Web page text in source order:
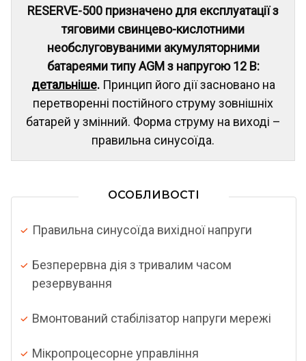
RESERVE-500 призначено для експлуатації з
тяговими свинцево-кислотними
необслуговуваними акумуляторними
батареями типу AGM з напругою 12 В:
детальніше.Принцип його дії засновано на
перетворенні постійного струму зовнішніх
батарей у змінний. Форма струму на виході –
правильна синусоїда.
ОСОБЛИВОСТІ
Правильна синусоїда вихідної напруги
Безперервна дія з тривалим часом
резервування
Вмонтований стабілізатор напруги мережі
Мікропроцесорне управління